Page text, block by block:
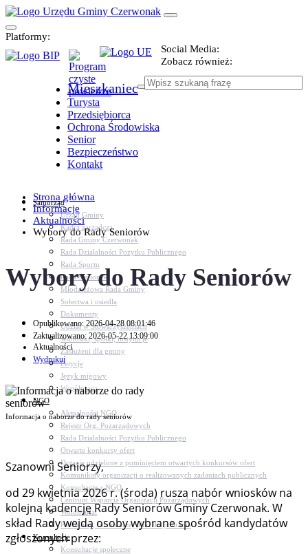
Platformy:
Social Media:
Zobacz również:
Mieszkaniec
Turysta
Przedsiębiorca
Ochrona Środowiska
Senior
Bezpieczeństwo
Kontakt
Samorząd
Urząd Gminy
Kadra zarządcza
Rada Gminy Czerwonak
Rada Działalności Pożytku Publicznego
Rada Sportu
Rada Seniorów
Młodzieżowa Rada Gminy
Sołectwa i osiedla
Dokumenty
Udział w Stowarzyszeniach
Jednostki, spółki, instytucje
Zasłużeni dla gminy
Petycje
Język migowy
Współpraca
NGO
Aktualności NGO
Rejestr Org. Pozarządowych
Rada Działalności Pożytku Publicznego
Otwarte konkursy ofert
Dotacje udzielone z pominięciem otwartych konkursów ofert
Komunikaty organizacji o realizowanych zadaniach publicznych
Konsultacje z NGO
Centrum Wsparcia Organizacji Pozarządowych
Wolontariat
Procedury, formularze, pliki do pobrania
Konsultacje
Konsultacje społeczne
Strona główna
Informacje
Aktualności
Wybory do Rady Seniorów
Wybory do Rady Seniorów
Opublikowano: 2026-04-28 08:01:46
Zaktualizowano: 2026-05-22 13:09:00
Aktualności
Wydrukuj
Informacja o naborze do rady seniorów
Szanowni Seniorzy,
od 29 kwietnia 2026 r. (środa) rusza nabór wniosków na
kolejną kadencję Rady Seniorów Gminy Czerwonak. W
skład Rady wejdą osoby wybrane spośród kandydatów
zgłoszonych przez: